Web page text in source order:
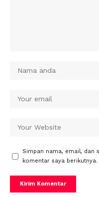
Simpan nama, email, dan
komentar saya berikutnya.